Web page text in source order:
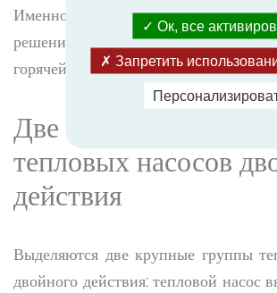
Именно установщик решает,
решение для управления
горячей воды в утренние часы,
Две большие группы
тепловых насосов
действия
Выделяются две крупные группы
двойного действия: тепловой насос
Ок, все
Запретить